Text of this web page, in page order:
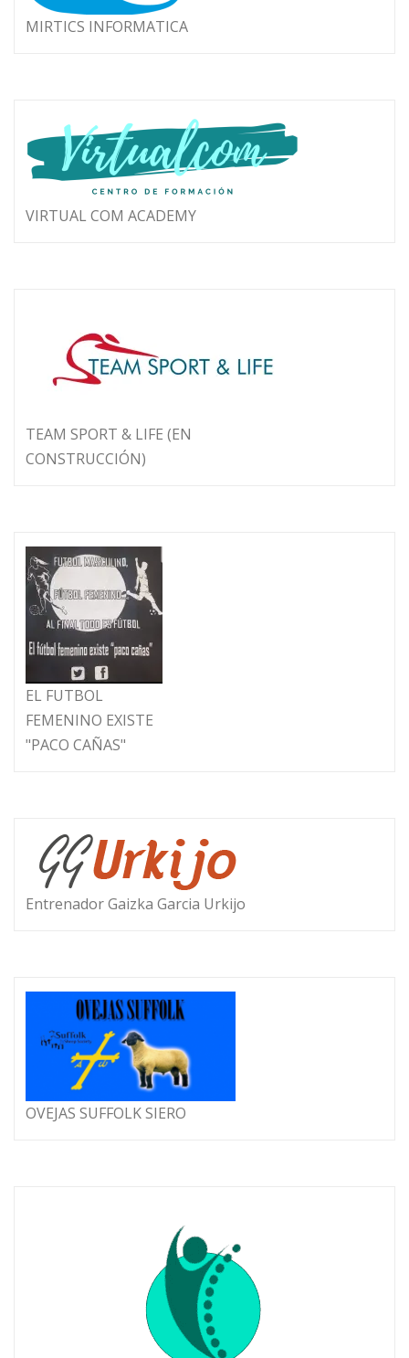
MIRTICS INFORMATICA
VIRTUAL COM ACADEMY
TEAM SPORT & LIFE (EN
CONSTRUCCIÓN)
EL FUTBOL
FEMENINO EXISTE
"PACO CAÑAS"
Entrenador Gaizka Garcia Urkijo
OVEJAS SUFFOLK SIERO